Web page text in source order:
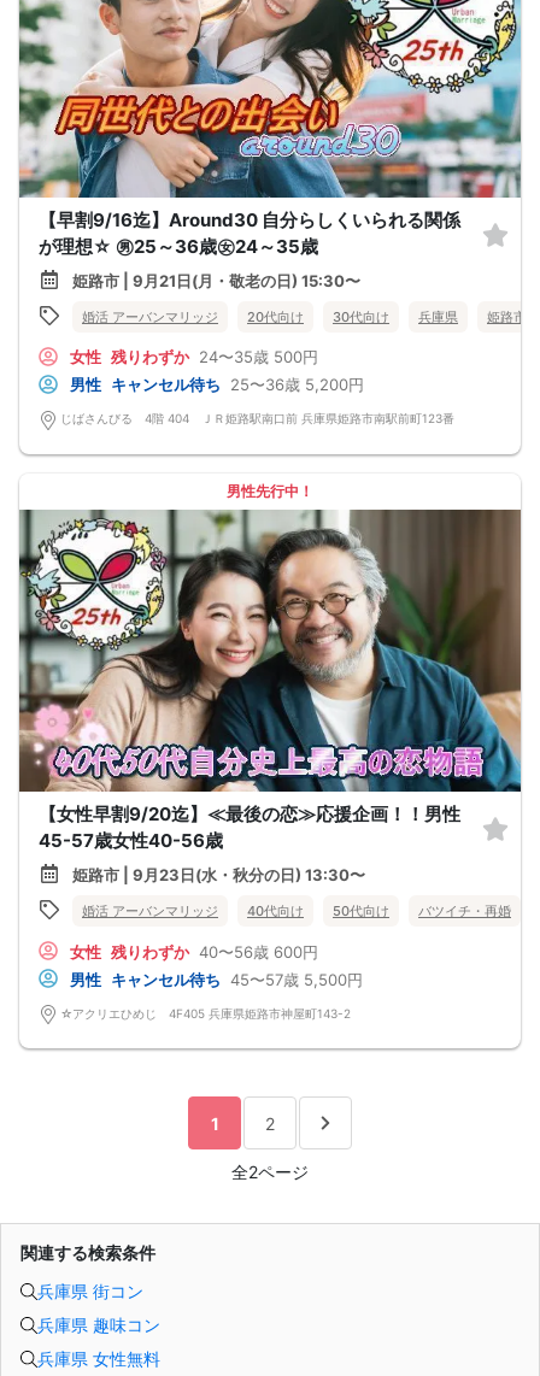
【早割9/16迄】Around30 自分らしくいられる関係
が理想☆ ㊚25～36歳㊛24～35歳
姫路市 | 9月21日(月・敬老の日) 15:30〜
婚活 アーバンマリッジ 20代向け 30代向け 兵庫県 姫路市
女性 残りわずか 24〜35歳 500円
男性 キャンセル待ち 25〜36歳 5,200円
じばさんびる 4階 404 ＪＲ姫路駅南口前 兵庫県姫路市南駅前町123番
男性先行中！
【女性早割9/20迄】≪最後の恋≫応援企画！！男性
45-57歳女性40-56歳
姫路市 | 9月23日(水・秋分の日) 13:30〜
婚活 アーバンマリッジ 40代向け 50代向け バツイチ・再婚
女性 残りわずか 40〜56歳 600円
男性 キャンセル待ち 45〜57歳 5,500円
☆アクリエひめじ 4F405 兵庫県姫路市神屋町143-2
1 2
全2ページ
関連する検索条件
兵庫県 街コン
兵庫県 趣味コン
兵庫県 女性無料